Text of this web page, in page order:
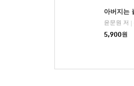
아버지는
윤문원 저
5,900원